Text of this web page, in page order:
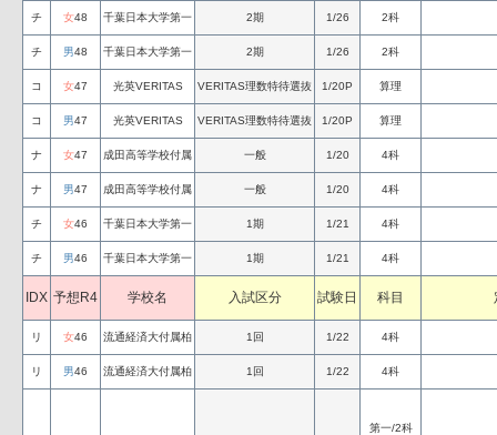
チ 女48 千葉日本大学第一 2期 1/26 2科
チ 男48 千葉日本大学第一 2期 1/26 2科
コ 女47 光英VERITAS VERITAS理数特待選抜 1/20P 算理
コ 男47 光英VERITAS VERITAS理数特待選抜 1/20P 算理
ナ 女47 成田高等学校付属 一般 1/20 4科
ナ 男47 成田高等学校付属 一般 1/20 4科
チ 女46 千葉日本大学第一 1期 1/21 4科
チ 男46 千葉日本大学第一 1期 1/21 4科
IDX 予想R4 学校名 入試区分 試験日 科目
リ 女46 流通経済大付属柏 1回 1/22 4科
リ 男46 流通経済大付属柏 1回 1/22 4科
第一/2科